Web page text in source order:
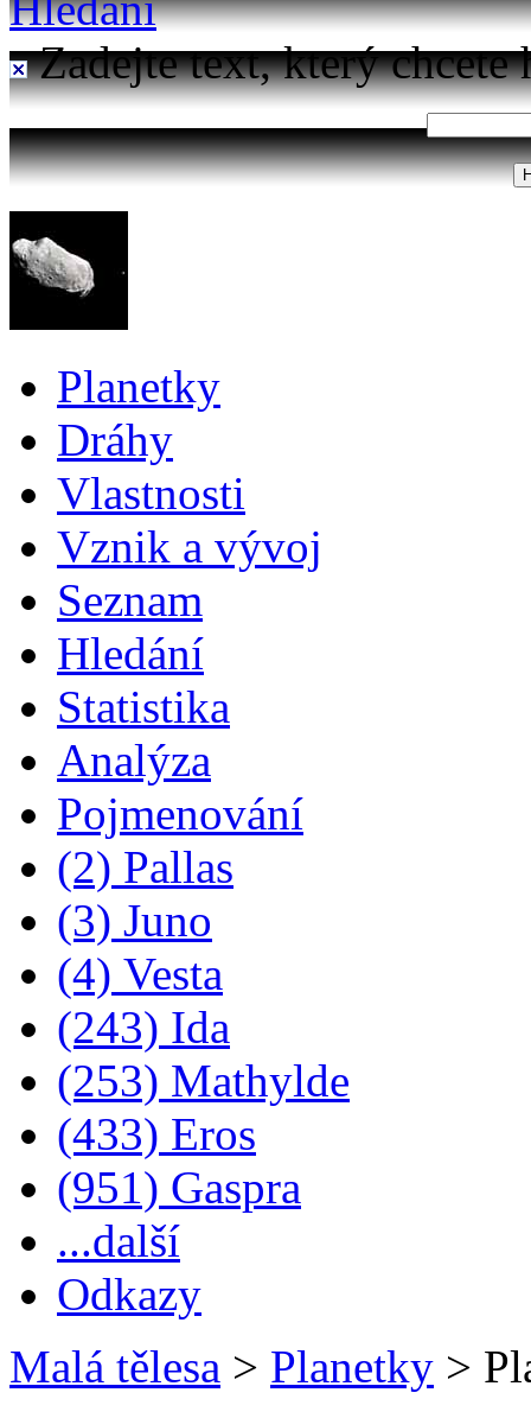
Zadejte text, který chcete
Planetky
Dráhy
Vlastnosti
Vznik a vývoj
Seznam
Hledání
Statistika
Analýza
Pojmenování
(2) Pallas
(3) Juno
(4) Vesta
(243) Ida
(253) Mathylde
(433) Eros
(951) Gaspra
...další
Odkazy
Malá tělesa > Planetky >